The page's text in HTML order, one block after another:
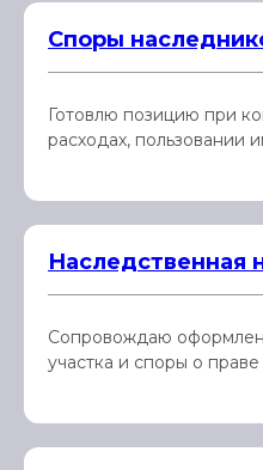
Споры
Готовлю позицию при
расходах, пользовании
Наследственная
Сопровождаю
участка и споры о